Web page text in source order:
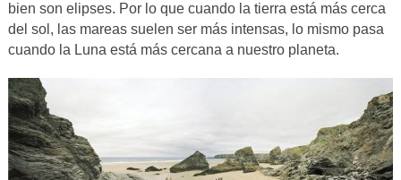
bien son elipses. Por lo que cuando la tierra está más cerca
del sol, las mareas suelen ser más intensas, lo mismo pasa
cuando la Luna está más cercana a nuestro planeta.